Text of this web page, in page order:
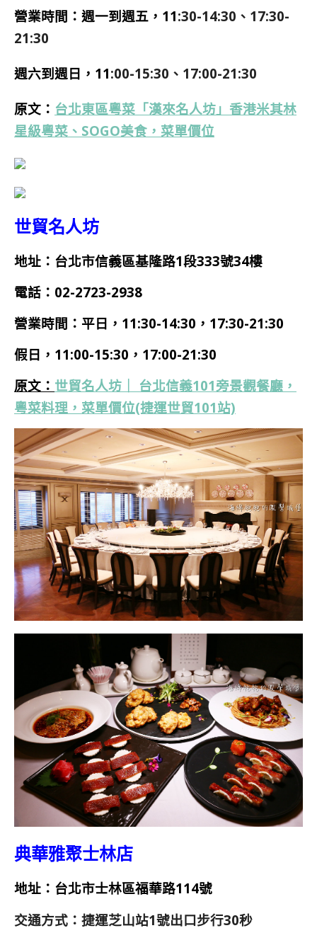
營業時間：週一到週五，11:30-14:30、17:30-
21:30
週六到週日，11:00-15:30、17:00-21:30
原文： 台北東區粵菜「漢來名人坊」香港米其林
星級粵菜、SOGO美食，菜單價位
世貿名人坊
地址：台北市信義區基隆路1段333號34樓
電話：02-2723-2938
營業時間：平日，11:30-14:30，17:30-21:30
假日，11:00-15:30，17:00-21:30
原文： 世貿名人坊｜ 台北信義101旁景觀餐廳，
粵菜料理，菜單價位(捷運世貿101站)
典華雅聚士林店
地址：台北市士林區福華路114號
交通方式：捷運芝山站1號出口步行30秒